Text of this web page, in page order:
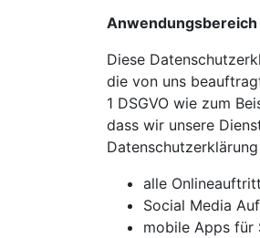
Anwendungsbereich
Diese
die von uns
1 DSGVO wie zum
dass wir unsere
alle
Social Media
mobile Apps für